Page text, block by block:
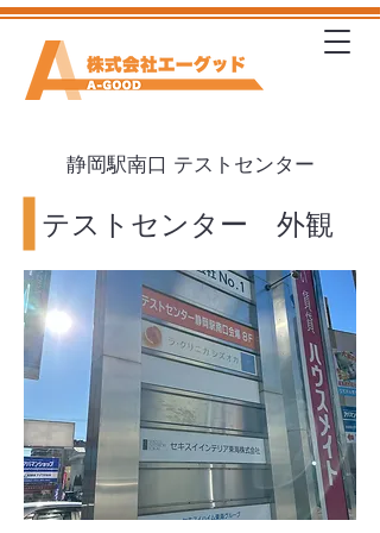
静岡駅南口 テストセンター
​テストセンター 外観